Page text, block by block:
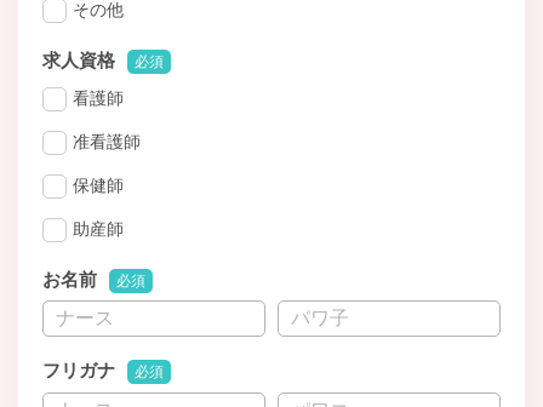
その他
求人資格 必須
看護師
准看護師
保健師
助産師
お名前 必須
フリガナ 必須